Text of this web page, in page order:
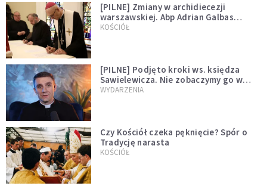
[PILNE] Zmiany w archidiecezji
warszawskiej. Abp Adrian Galbas
wręczył dekrety nowym proboszczom
KOŚCIÓŁ
[PILNE] Podjęto kroki ws. księdza
Sawielewicza. Nie zobaczymy go w
mediach
WYDARZENIA
Czy Kościół czeka pęknięcie? Spór o
Tradycję narasta
KOŚCIÓŁ